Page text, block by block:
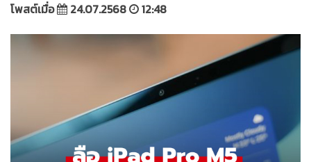
โพสต์เมื่อ 24.07.2568 12:48